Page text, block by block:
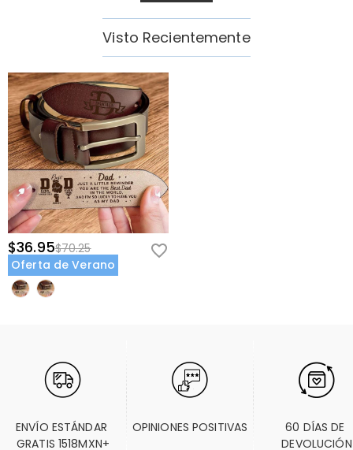
Visto Recientemente
$36.95$70.25
Oferta de Verano
ENVÍO ESTÁNDAR
GRATIS 1518MXN+
OPINIONES POSITIVAS
60 DÍAS DE
DEVOLUCIÓN